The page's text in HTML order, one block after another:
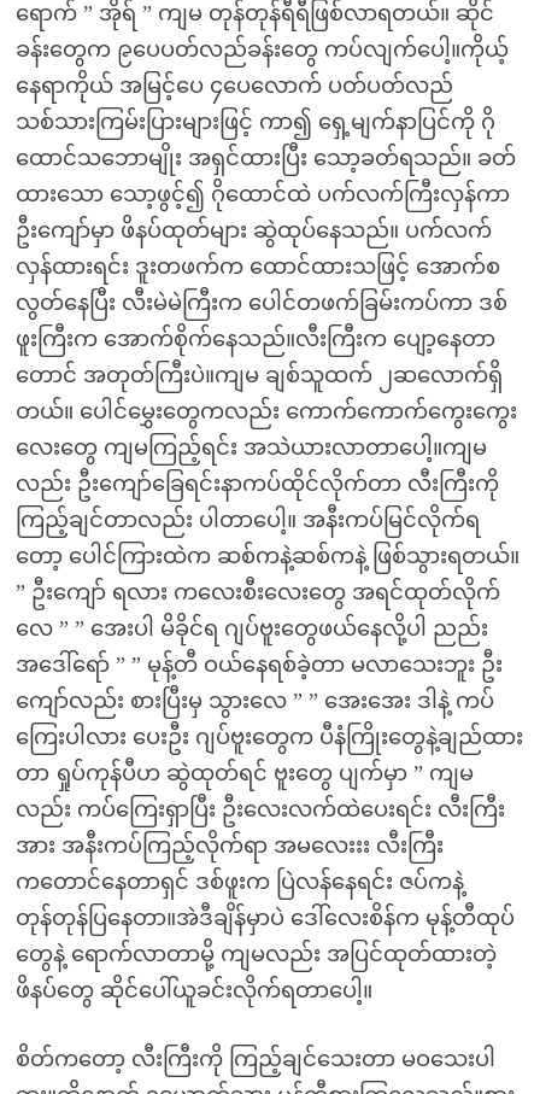
ရောက် ” အိုရ် ” ကျမ တုန်တုန်ရီရီဖြစ်လာရတယ်။ ဆိုင်
ခန်းတွေက ၉ပေပတ်လည်ခန်းတွေ ကပ်လျက်ပေါ့။ကိုယ့်
နေရာကိုယ် အမြင့်ပေ ၄ပေလောက် ပတ်ပတ်လည်
သစ်သားကြမ်းပြားများဖြင့် ကာ၍ ရှေ့မျက်နာပြင်ကို ဂို
ထောင်သဘောမျိုး အရှင်ထားပြီး သော့ခတ်ရသည်။ ခတ်
ထားသော သော့ဖွင့်၍ ဂိုထောင်ထဲ ပက်လက်ကြီးလှန်ကာ
ဦးကျော်မှာ ဖိနပ်ထုတ်များ ဆွဲထုပ်နေသည်။ ပက်လက်
လှန်ထားရင်း ဒူးတဖက်က ထောင်ထားသဖြင့် အောက်စ
လွတ်နေပြီး လီးမဲမဲကြီးက ပေါင်တဖက်ခြမ်းကပ်ကာ ဒစ်
ဖူးကြီးက အောက်စိုက်နေသည်။လီးကြီးက ပျော့နေတာ
တောင် အတုတ်ကြီးပဲ။ကျမ ချစ်သူထက် ၂ဆလောက်ရှိ
တယ်။ ပေါင်မွှေးတွေကလည်း ကောက်ကောက်ကွေးကွေး
လေးတွေ ကျမကြည့်ရင်း အသဲယားလာတာပေါ့။ကျမ
လည်း ဦးကျော်ခြေရင်းနာကပ်ထိုင်လိုက်တာ လီးကြီးကို
ကြည့်ချင်တာလည်း ပါတာပေါ့။ အနီးကပ်မြင်လိုက်ရ
တော့ ပေါင်ကြားထဲက ဆစ်ကနဲ့ဆစ်ကနဲ့ ဖြစ်သွားရတယ်။
” ဦးကျော် ရလား ကလေးစီးလေးတွေ အရင်ထုတ်လိုက်
လေ ” ” အေးပါ မိခိုင်ရ ဂျပ်ဗူးတွေဖယ်နေလို့ပါ ညည်း
အဒေါ်ရော် ” ” မုန့်တီ ဝယ်နေရစ်ခဲ့တာ မလာသေးဘူး ဦး
ကျော်လည်း စားပြီးမှ သွားလေ ” ” အေးအေး ဒါနဲ့ ကပ်
ကြေးပါလား ပေးဦး ဂျပ်ဗူးတွေက ပီနံကြိုးတွေနဲ့ချည်ထား
တာ ရှုပ်ကုန်ပီဟ ဆွဲထုတ်ရင် ဗူးတွေ ပျက်မှာ ” ကျမ
လည်း ကပ်ကြေးရှာပြီး ဦးလေးလက်ထဲပေးရင်း လီးကြီး
အား အနီးကပ်ကြည့်လိုက်ရာ အမလေးးး လီးကြီး
ကတောင်နေတာရှင် ဒစ်ဖူးက ပြဲလန်နေရင်း ဇပ်ကနဲ့
တုန်တုန်ပြနေတာ။အဲဒီချိန်မှာပဲ ဒေါ်လေးစိန်က မုန့်တီထုပ်
တွေနဲ့ ရောက်လာတာမို့ ကျမလည်း အပြင်ထုတ်ထားတဲ့
ဖိနပ်တွေ ဆိုင်ပေါ်ယူခင်းလိုက်ရတာပေါ့။
စိတ်ကတော့ လီးကြီးကို ကြည့်ချင်သေးတာ မဝသေးပါ